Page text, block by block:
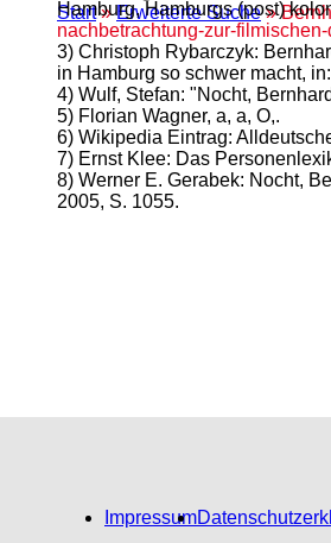
Start»Erweiterte Suche»
Hamburg, Hamburgs (post)
nachbetrachtung-zur-
3) Christoph Rybarczyk:
in Hamburg so schwer macht,
4) Wulf, Stefan: "Nocht,
5) Florian Wagner, a, a, O,.
6) Wikipedia Eintrag:
7) Ernst Klee: Das
8) Werner E. Gerabek: Nocht,
2005, S. 1055.
Impressum